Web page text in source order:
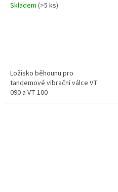
Skladem (>5 ks)
Ložisko běhounu pro
tandemové vibrační válce VT
090 a VT 100